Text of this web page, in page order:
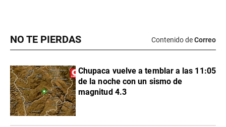
NO TE PIERDAS Contenido deCorreo
Chupaca vuelve a temblar a las 11:05
de la noche con un sismo de
magnitud 4.3